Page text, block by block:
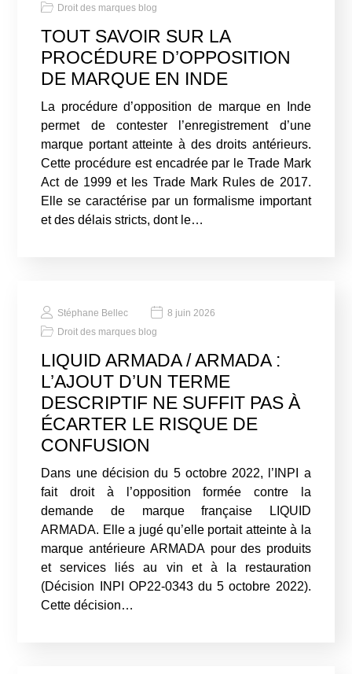
Droit des marques blog
TOUT SAVOIR SUR LA
PROCÉDURE D’OPPOSITION
DE MARQUE EN INDE
La procédure d’opposition de marque en Inde
permet de contester l’enregistrement d’une
marque portant atteinte à des droits antérieurs.
Cette procédure est encadrée par le Trade Mark
Act de 1999 et les Trade Mark Rules de 2017.
Elle se caractérise par un formalisme important
et des délais stricts, dont le…
Stéphane Bellec
8 juin 2026
Droit des marques blog
LIQUID ARMADA / ARMADA :
L’AJOUT D’UN TERME
DESCRIPTIF NE SUFFIT PAS À
ÉCARTER LE RISQUE DE
CONFUSION
Dans une décision du 5 octobre 2022, l’INPI a
fait droit à l’opposition formée contre la
demande de marque française LIQUID
ARMADA. Elle a jugé qu’elle portait atteinte à la
marque antérieure ARMADA pour des produits
et services liés au vin et à la restauration
(Décision INPI OP22-0343 du 5 octobre 2022).
Cette décision…